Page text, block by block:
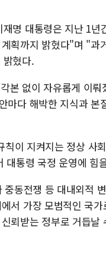
명 대통령은 지난 1년
획까지 밝혔다"며 "과
혔다.
본 없이 자유롭게 이
다 해박한 지식과 본
이 지켜지는 정상 사
대통령 국정 운영에 힘
동전쟁 등 대내외적
서 가장 모범적인 국
뢰받는 정부로 거듭날